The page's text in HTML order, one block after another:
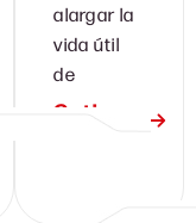
alargar la
vida útil
de
Cotizar